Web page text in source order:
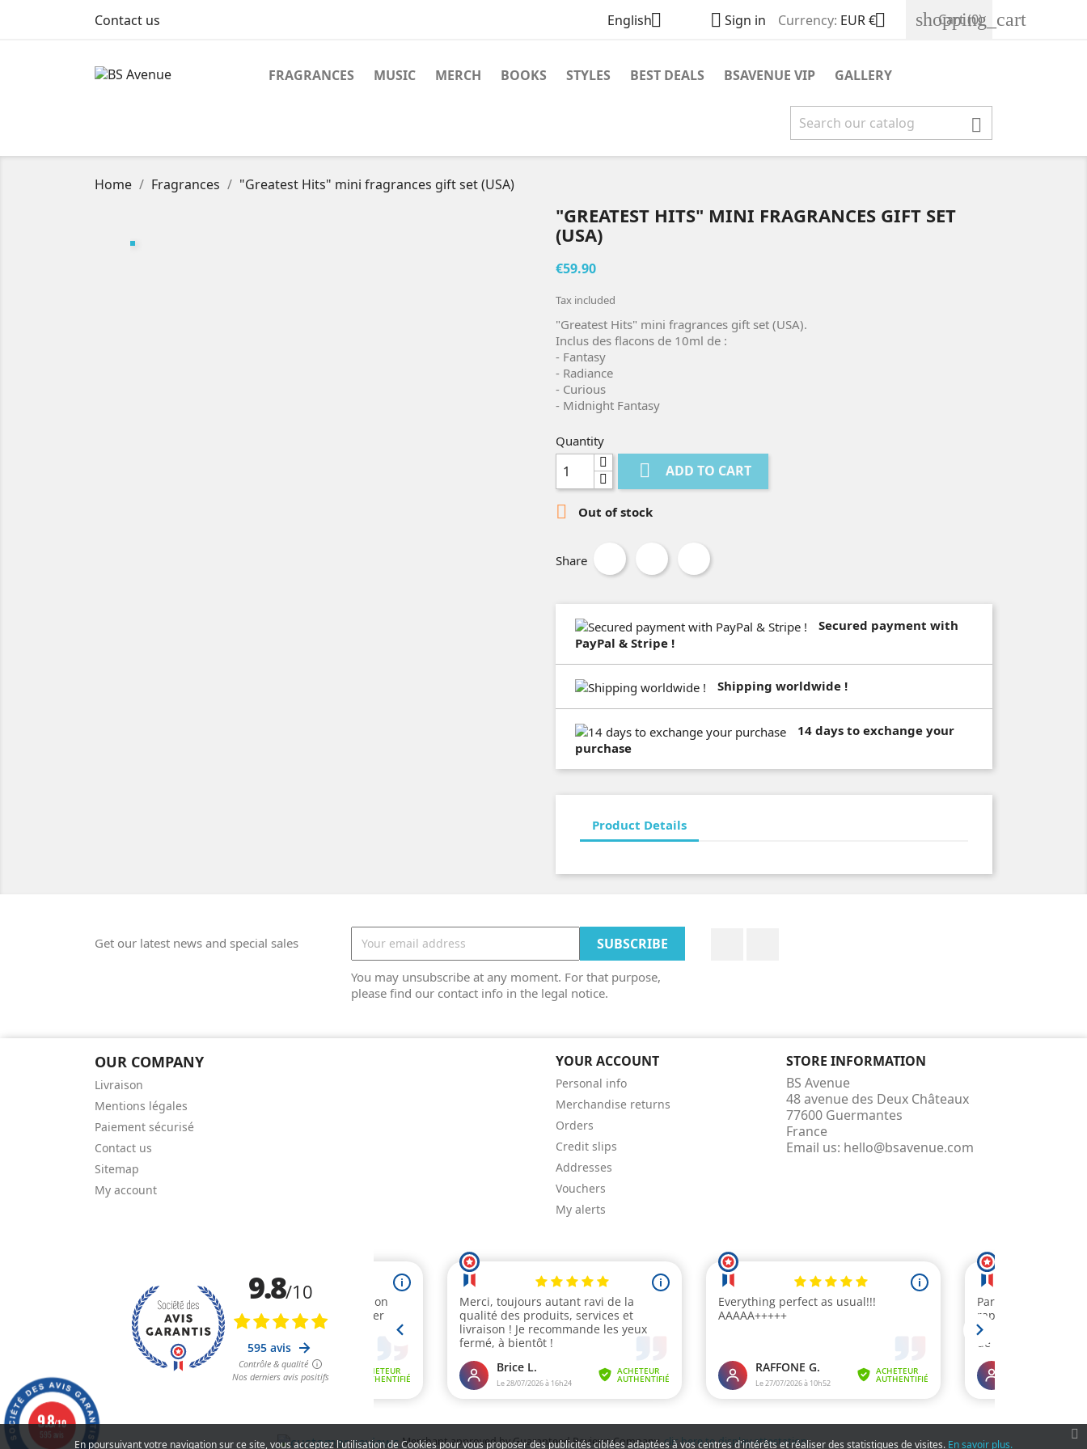
Contact us English  Sign in Currency: EUR € shopping_cart
Cart(0)
FRAGRANCES MUSIC MERCH BOOKS STYLES BEST DEALS BSAVENUE VIP GALLERY

Home Fragrances "Greatest Hits" mini fragrances gift set (USA)
"GREATEST HITS" MINI FRAGRANCES GIFT SET
(USA)
€59.90
Tax included
"Greatest Hits" mini fragrances gift set (USA).
Inclus des flacons de 10ml de :
- Fantasy
- Radiance
- Curious
- Midnight Fantasy
Quantity
 ADD TO CART
 Out of stock
Share
Secured payment with
PayPal & Stripe !
Shipping worldwide !
14 days to exchange your
purchase
Product Details
Get our latest news and special sales
You may unsubscribe at any moment. For that purpose,
please find our contact info in the legal notice.
OUR COMPANY
Livraison
Mentions légales
Paiement sécurisé
Contact us
Sitemap
My account
YOUR ACCOUNT
Personal info
Merchandise returns
Orders
Credit slips
Addresses
Vouchers
My alerts
STORE INFORMATION
BS Avenue
48 avenue des Deux Châteaux
77600 Guermantes
France
Email us: hello@bsavenue.com
Merchant approved by Guaranteed Reviews Company,clic here to display attestation.
En poursuivant votre navigation sur ce site, vous acceptez l'utilisation de Cookies pour vous proposer des publicités ciblées adaptées à vos centres d'intérêts et réaliser des statistiques de visites. En savoir plus.
9.8/10
595 avis